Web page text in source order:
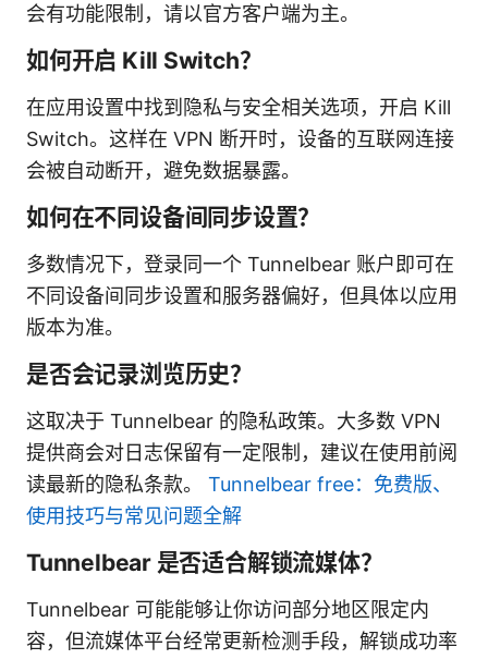
会有功能限制，请以官方客户端为主。
如何开启 Kill Switch？
在应用设置中找到隐私与安全相关选项，开启 Kill
Switch。这样在 VPN 断开时，设备的互联网连接
会被自动断开，避免数据暴露。
如何在不同设备间同步设置？
多数情况下，登录同一个 Tunnelbear 账户即可在
不同设备间同步设置和服务器偏好，但具体以应用
版本为准。
是否会记录浏览历史？
这取决于 Tunnelbear 的隐私政策。大多数 VPN
提供商会对日志保留有一定限制，建议在使用前阅
读最新的隐私条款。 Tunnelbear free：免费版、
使用技巧与常见问题全解
Tunnelbear 是否适合解锁流媒体？
Tunnelbear 可能能够让你访问部分地区限定内
容，但流媒体平台经常更新检测手段，解锁成功率